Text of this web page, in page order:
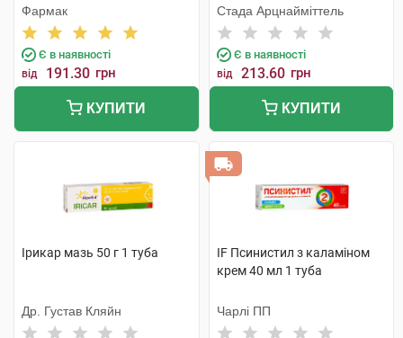
Фармак
Є в наявності
від 191.30 грн
КУПИТИ
Стада Арцнайміттель
Є в наявності
від 213.60 грн
КУПИТИ
Ірикар мазь 50 г 1 туба
Др. Густав Кляйн
IF Псинистил з каламіном
крем 40 мл 1 туба
Чарлі ПП